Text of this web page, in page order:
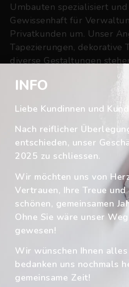
Umbauten spezialisiert
Gewissenhaft für
Privatkunden um. Unser
Tapezierungen, dekorative
diverse Gestaltungen
Tagesordnung. Dabei
selbstverständlich auch
besichtigen vorab die zu
und beraten Sie mit
Fachwissen.
MEHR ERFAHREN
MALER ARNOLD AG
IHR
MALERGESCHÄFT
Die Malerei Arnold AG ist
Familienunternehmen von
INFO
Liebe Kundinnen und
Nach reiflicher
entschieden, unser
2025 zu schliessen.
Wir möchten uns von
Vertrauen, Ihre Treue
schönen, gemeinsamen
Ohne Sie wäre unser Weg
gewesen!
Wir wünschen Ihnen alles
bedanken uns nochmals
gemeinsame Zeit!